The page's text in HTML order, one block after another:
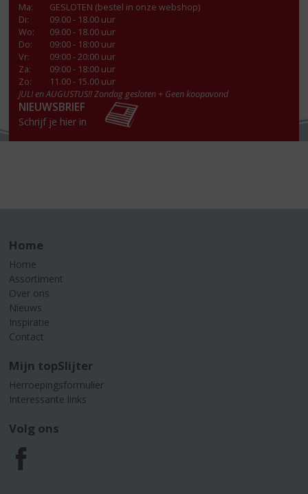
Ma:
GESLOTEN (bestel in onze webshop)
Di:
09.00 - 18.00 uur
Wo:
09.00 - 18.00 uur
Do:
09:00 - 18:00 uur
Vr:
09:00 - 20:00 uur
Za:
09:00 - 18:00 uur
Zo:
11.00 - 15.00 uur
JULI en AUGUSTUS!! Zondag gesloten + Geen koopavond
NIEUWSBRIEF
Schrijf je hier in
Home
Home
Assortiment
Over ons
Nieuws
Inspiratie
Contact
Mijn topSlijter
Herroepingsformulier
Interessante links
Volg ons
F